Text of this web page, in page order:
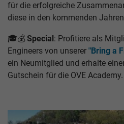
für die erfolgreiche
diese in den kommenden
🎓💰 Special: Profitiere als
Engineers von unserer "Bring a
ein Neumitglied und erhalte
Gutschein für die OVE